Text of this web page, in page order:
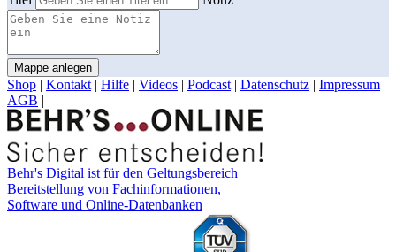
Mappe anlegen
Shop | Kontakt | Hilfe | Videos | Podcast | Datenschutz | Impressum |
AGB |
Behr's Digital ist für den Geltungsbereich
Bereitstellung von Fachinformationen,
Software und Online-Datenbanken